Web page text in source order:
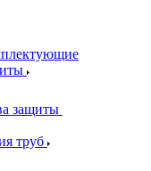
защиты
труб